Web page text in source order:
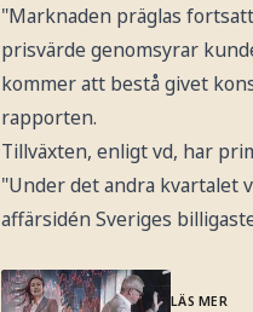
"Marknaden präglas
prisvärde genomsyrar
kommer att bestå givet
rapporten.
Tillväxten, enligt vd, har
"Under det andra kvartalet
affärsidén Sveriges
LÄS MER